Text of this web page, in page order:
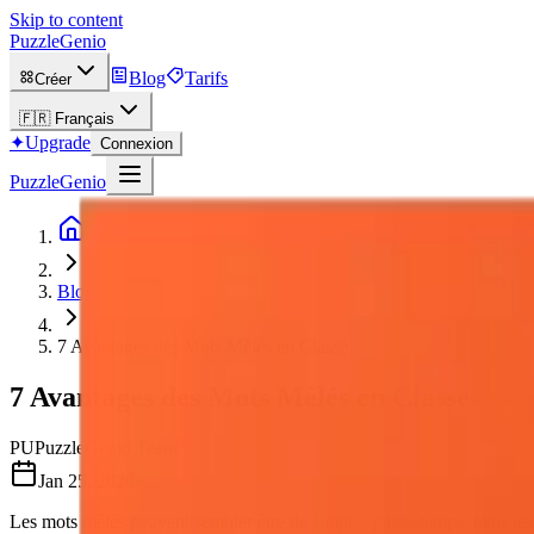
Skip to content
PuzzleGenio
Créer Blog Tarifs
🇫🇷 Français
✦Upgrade Connexion
PuzzleGenio
Blog
7 Avantages des Mots Mêlés en Classe
7 Avantages des Mots Mêlés en Classe
PUPuzzleGenio Team
Jan 25, 2026
Les mots mêlés peuvent sembler être de simples passe-temps, mais